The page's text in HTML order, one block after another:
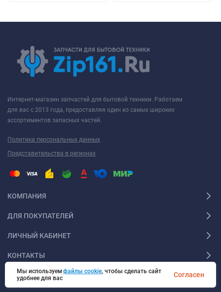
Интернет-магазин запчастей для бытовой техники. Работаем
для вас с 2013 года, предоставляя один из самых широких
ассортиментов запасных частей.
Политика персональных данных
Представительства в регионах
КОМПАНИЯ
ДЛЯ ПОКУПАТЕЛЕЙ
ЛИЧНЫЙ КАБИНЕТ
КОНТАКТЫ
Мы используемфайлы cookie, чтобы сделать сайт
удобнее для вас
Согласен